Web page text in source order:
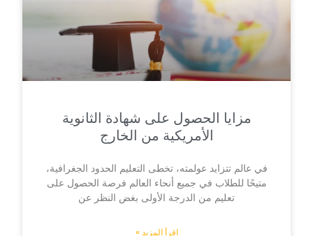
مزايا الحصول على شهادة الثانوية
الأمريكية من الخارج
في عالم تتزايد عولمته، تخطى التعليم الحدود الجغرافية،
متيحًا للطلاب في جميع أنحاء العالم فرصة الحصول على
تعليم من الدرجة الأولى بغض النظر عن
اقرأ المزيد »